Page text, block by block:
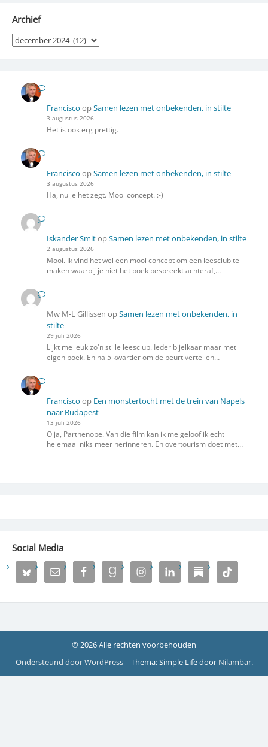
Archief
Archief
Francisco opSamen lezen met onbekenden, in stilte
3 augustus 2026
Het is ook erg prettig.
Francisco opSamen lezen met onbekenden, in stilte
3 augustus 2026
Ha, nu je het zegt. Mooi concept. :-)
Iskander SmitopSamen lezen met onbekenden, in stilte
2 augustus 2026
Mooi. Ik vind het wel een mooi concept om een leesclub te
maken waarbij je niet het boek bespreekt achteraf,…
Mw M-L Gillissen opSamen lezen met onbekenden, in
stilte
29 juli 2026
Lijkt me leuk zo'n stille leesclub. Ieder bijelkaar maar met
eigen boek. En na 5 kwartier om de beurt vertellen…
Francisco op Een monstertocht met de trein van Napels
naar Budapest
13 juli 2026
O ja, Parthenope. Van die film kan ik me geloof ik echt
helemaal niks meer herinneren. En overtourism doet met…
Social Media
© 2026 Alle rechten voorbehouden
Ondersteund door WordPress | Thema: Simple Life door Nilambar.